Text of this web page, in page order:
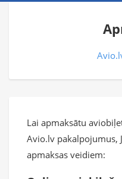
Lai apmaksātu
Avio.lv pakalpojumus,
apmaksas veidiem: